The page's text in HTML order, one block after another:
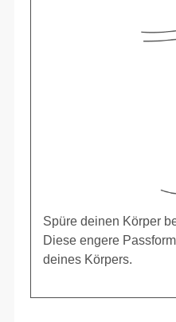
Spüre deinen Körper
Diese engere
deines Körpers.